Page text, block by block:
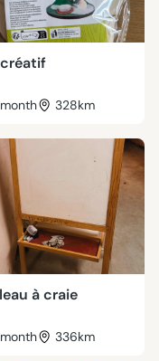
month 328km
à craie
month 336km